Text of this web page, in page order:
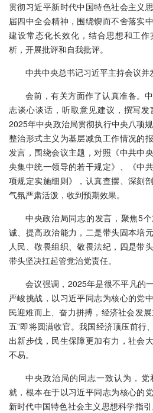
贯彻习近平新时代中国特色社会主义
届四中全会精神，围绕锲而不舍落实
建设常态化长效化，结合思想和工
析，开展批评和自我批评。
中共中央总书记习近平主持会议并
会前，有关方面作了认真准备。
志谈心谈话，听取意见建议，撰写
2025年中央政治局贯彻执行中央八项
整治形式主义为基层减负工作情况的
发言，围绕会议主题，对照《中共中
央集中统一领导的若干规定》、《中
项规定实施细则》，认真查摆、深刻
气氛严肃活泼，收到预期效果。
中央政治局同志的发言，聚焦5
诚、提高政治能力，二是带头固本培
人民、敬畏组织、敬畏法纪，四是带
带头坚决扛起管党治党责任。
会议强调，2025年是很不平凡的
严峻挑战，以习近平同志为核心的党
民迎难而上、奋力拼搏，经济社会发
五”即将圆满收官。我国经济顶压前行
出新步伐，民生保障更加有力，社会
不易。
中央政治局的同志一致认为，
就，根本在于以习近平同志为核心的
新时代中国特色社会主义思想科学指